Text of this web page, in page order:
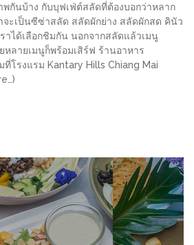
กันบ้าง กับบุฟเฟ่ต์สลัดที่ต้องบอกว่าหลาก
ะเป็นซีซ่าสลัด สลัดผักย่าง สลัดผักสด คินัว
าได้เลือกชิมกัน นอกจากสลัดแล้วเมนู
หลายเมนูก็พร้อมเสิร์ฟ ร้านอาหาร
ที่โรงแรม Kantary Hills Chiang Mai